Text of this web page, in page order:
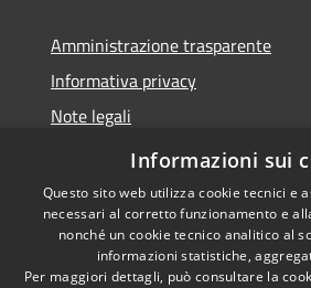
Amministrazione trasparente
Informativa privacy
Note legali
Dichiarazione di accessibilità
Informazioni sui
Questo sito web utilizza cookie tecnici e
necessari al corretto funzionamento e
nonché un cookie tecnico analitico al
informazioni statistiche,
Per maggiori dettagli, può consultare la